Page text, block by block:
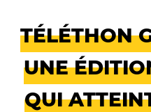
TÉLÉTHON
UNE
QUI